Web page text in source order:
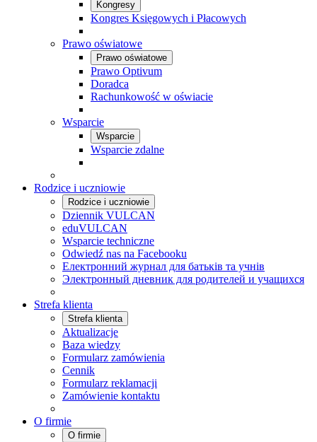
Kongresy
Kongres Księgowych i Płacowych
Prawo oświatowe
Prawo oświatowe
Prawo Optivum
Doradca
Rachunkowość w oświacie
Wsparcie
Wsparcie
Wsparcie zdalne
Rodzice i uczniowie
Rodzice i uczniowie
Dziennik VULCAN
eduVULCAN
Wsparcie techniczne
Odwiedź nas na Facebooku
Електронний журнал для батьків та учнів
Электронный дневник для родителей и учащихся
Strefa klienta
Strefa klienta
Aktualizacje
Baza wiedzy
Formularz zamówienia
Cennik
Formularz reklamacji
Zamówienie kontaktu
O firmie
O firmie